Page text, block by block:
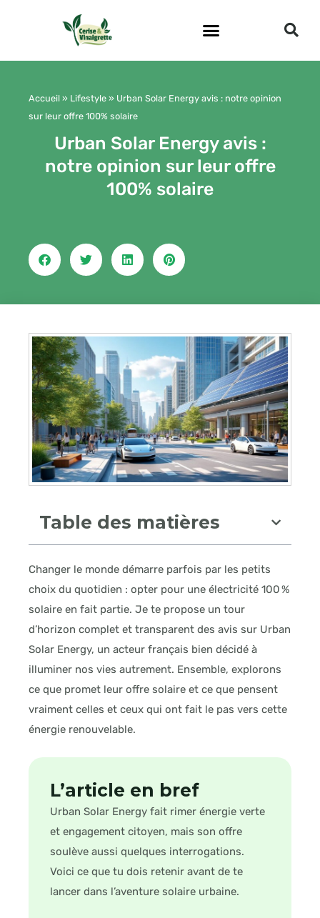
Accueil » Lifestyle » Urban Solar Energy avis : notre opinion
sur leur offre 100% solaire
Urban Solar Energy avis :
notre opinion sur leur offre
100% solaire
Table des matières
Changer le monde démarre parfois par les petits
choix du quotidien : opter pour une électricité 100 %
solaire en fait partie. Je te propose un tour
d’horizon complet et transparent des avis sur Urban
Solar Energy, un acteur français bien décidé à
illuminer nos vies autrement. Ensemble, explorons
ce que promet leur offre solaire et ce que pensent
vraiment celles et ceux qui ont fait le pas vers cette
énergie renouvelable.
L’article en bref
Urban Solar Energy fait rimer énergie verte
et engagement citoyen, mais son offre
soulève aussi quelques interrogations.
Voici ce que tu dois retenir avant de te
lancer dans l’aventure solaire urbaine.